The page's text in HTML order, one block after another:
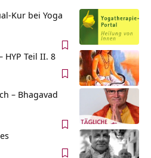
Kur bei Yoga
HYP Teil II. 8
– Bhagavad